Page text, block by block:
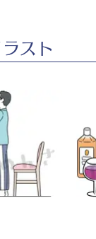
スト